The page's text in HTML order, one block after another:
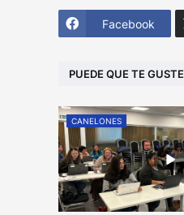
Facebook
PUEDE QUE TE GUSTE
CANELONES